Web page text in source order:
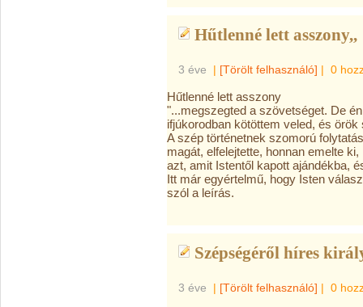
Hűtlenné lett asszony,,
3 éve | [Törölt felhasználó] | 0
Hűtlenné lett asszony
"...megszegted a szövetséget. De
ifjúkorodban kötöttem veled, és
A szép történetnek szomorú
magát, elfelejtette, honnan emelte
azt, amit Istentől kapott ajándékba,
Itt már egyértelmű, hogy Isten
szól a leírás.
Szépségéről híres
3 éve | [Törölt felhasználó] | 0